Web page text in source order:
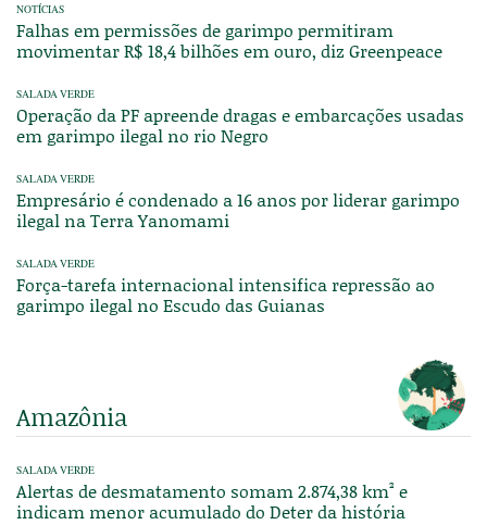
NOTÍCIAS
Falhas em permissões de garimpo permitiram
movimentar R$ 18,4 bilhões em ouro, diz Greenpeace
SALADA VERDE
Operação da PF apreende dragas e embarcações usadas
em garimpo ilegal no rio Negro
SALADA VERDE
Empresário é condenado a 16 anos por liderar garimpo
ilegal na Terra Yanomami
SALADA VERDE
Força-tarefa internacional intensifica repressão ao
garimpo ilegal no Escudo das Guianas
Amazônia
SALADA VERDE
Alertas de desmatamento somam 2.874,38 km² e
indicam menor acumulado do Deter da história